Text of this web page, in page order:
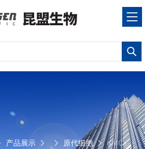
产品展示 原代细胞
KMC